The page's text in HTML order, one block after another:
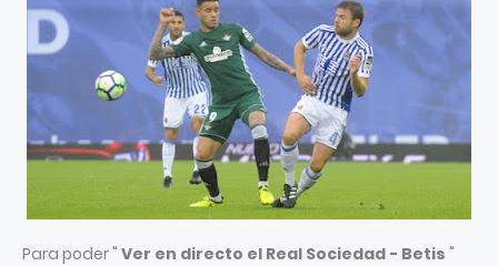
Para poder " Ver en directo el Real Sociedad - Betis "